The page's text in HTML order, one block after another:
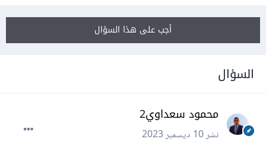
أجب على هذا السؤال
السؤال
محمود سعداوي2
نشر10 ديسمبر 2023